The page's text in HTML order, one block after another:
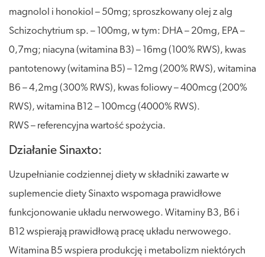
magnolol i honokiol – 50mg; sproszkowany olej z alg
Schizochytrium sp. – 100mg, w tym: DHA – 20mg, EPA –
0,7mg; niacyna (witamina B3) – 16mg (100% RWS), kwas
pantotenowy (witamina B5) – 12mg (200% RWS), witamina
B6 – 4,2mg (300% RWS), kwas foliowy – 400mcg (200%
RWS), witamina B12 – 100mcg (4000% RWS).
RWS – referencyjna wartość spożycia.
Działanie Sinaxto:
Uzupełnianie codziennej diety w składniki zawarte w
suplemencie diety Sinaxto wspomaga prawidłowe
funkcjonowanie układu nerwowego. Witaminy B3, B6 i
B12 wspierają prawidłową pracę układu nerwowego.
Witamina B5 wspiera produkcję i metabolizm niektórych